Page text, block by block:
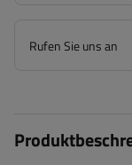
Rufen Sie uns an